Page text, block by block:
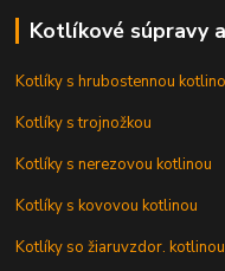
Kotlíkové súpravy
Kotlíky s hrubostennou
Kotlíky s trojnožkou
Kotlíky s nerezovou kotlinou
Kotlíky s kovovou kotlinou
Kotlíky so žiaruvzdor. kotlinou